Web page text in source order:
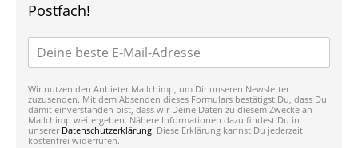
Postfach!
Wir nutzen den Anbieter Mailchimp, um Dir unseren Newsletter
zuzusenden. Mit dem Absenden dieses Formulars bestätigst Du, dass Du
damit einverstanden bist, dass wir Deine Daten zu diesem Zwecke an
Mailchimp weitergeben. Nähere Informationen dazu findest Du in
unserer Datenschutzerklärung. Diese Erklärung kannst Du jederzeit
kostenfrei widerrufen.